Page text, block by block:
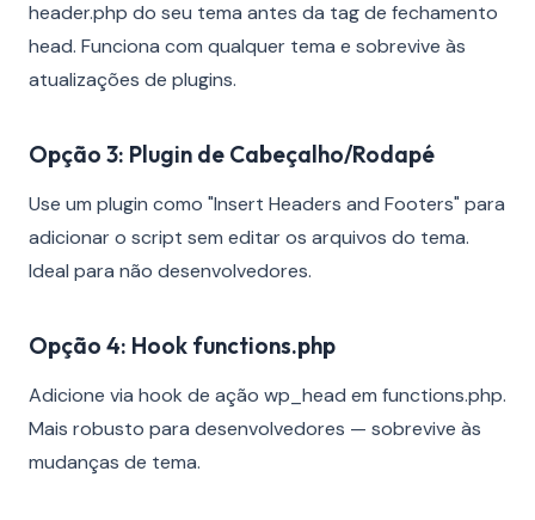
header.php do seu tema antes da tag de fechamento
head. Funciona com qualquer tema e sobrevive às
atualizações de plugins.
Opção 3: Plugin de Cabeçalho/Rodapé
Use um plugin como "Insert Headers and Footers" para
adicionar o script sem editar os arquivos do tema.
Ideal para não desenvolvedores.
Opção 4: Hook functions.php
Adicione via hook de ação wp_head em functions.php.
Mais robusto para desenvolvedores — sobrevive às
mudanças de tema.